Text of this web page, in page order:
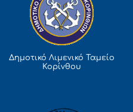
Δημοτικό Λιμενικό Ταμείο
Κορίνθου